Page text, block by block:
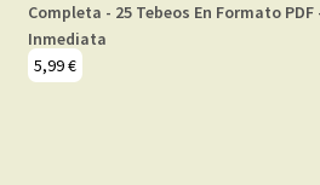
Completa - 25 Tebeos En Formato PDF
Inmediata
5,99€